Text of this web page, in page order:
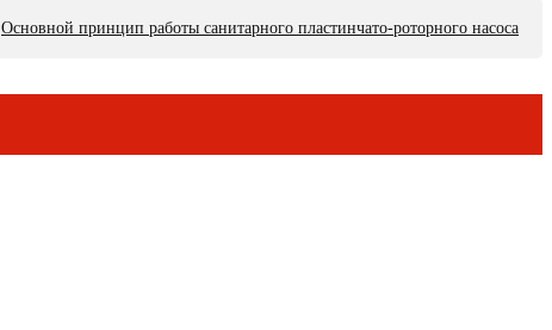
Основной принцип работы санитарного пластинчато-роторного насоса